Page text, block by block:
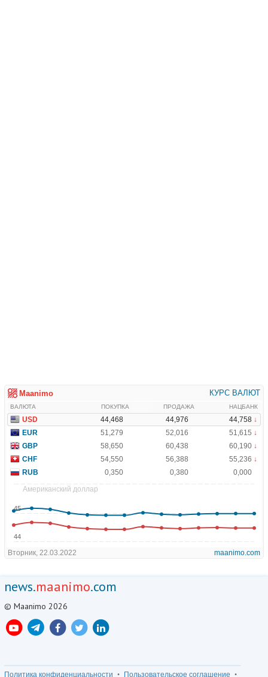
news.maanimo.com
© Maanimo 2026
Политика конфиденциальности Пользовательское соглашение